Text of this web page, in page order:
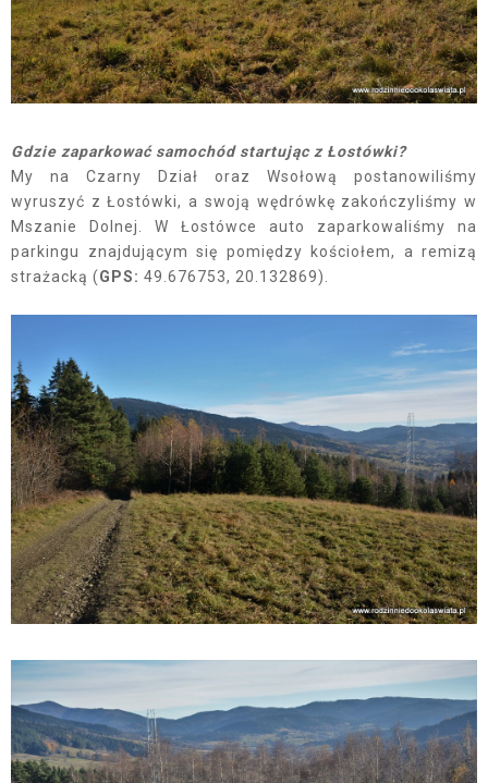
Gdzie zaparkować samochód startując z Łostówki?
My na Czarny Dział oraz Wsołową postanowiliśmy
wyruszyć z Łostówki, a swoją wędrówkę zakończyliśmy w
Mszanie Dolnej. W Łostówce auto zaparkowaliśmy na
parkingu znajdującym się pomiędzy kościołem, a remizą
strażacką (GPS: 49.676753, 20.132869).